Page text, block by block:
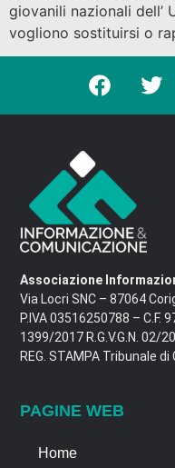
giovanili nazionali dell’
vogliono sostituirsi o
Associazione
Via Locri SNC – 87064
P.IVA 03516250788 – C.F.
1399/2017 R.G.V.G.N. 02/
REG. STAMPA Tribunale
PAGINE WEB
Home